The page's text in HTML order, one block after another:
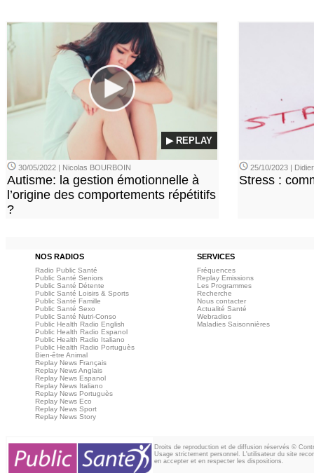
▶ REPLAY
30/05/2022 | Nicolas BOURBOIN
Autisme: la gestion émotionnelle à
l’origine des comportements répétitifs
?
25/10/2023 |
Stress :
NOS RADIOS SERVICES
Radio Public Santé
Public Santé Seniors
Public Santé Détente
Public Santé Loisirs & Sports
Public Santé Famille
Public Santé Sexo
Public Santé Nutri-Conso
Public Health Radio English
Public Health Radio Espanol
Public Health Radio Italiano
Public Health Radio Portuguès
Bien-être Animal
Replay News Français
Replay News Anglais
Replay News Espanol
Replay News Italiano
Replay News Portuguès
Replay News Eco
Replay News Sport
Replay News Story
Fréquences
Replay Emissions
Les Programmes
Recherche
Nous contacter
Actualité Santé
Webradios
Maladies Saisonnières
Droits de reproduction et de diffusion réservés ©
Usage strictement personnel. L'utilisateur du site
en accepter et en respecter les dispositions.